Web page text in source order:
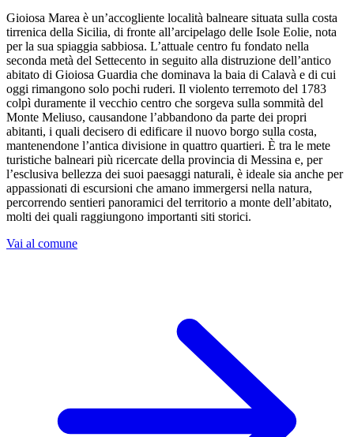
Gioiosa Marea è un’accogliente località balneare situata sulla costa
tirrenica della Sicilia, di fronte all’arcipelago delle Isole Eolie, nota
per la sua spiaggia sabbiosa. L’attuale centro fu fondato nella
seconda metà del Settecento in seguito alla distruzione dell’antico
abitato di Gioiosa Guardia che dominava la baia di Calavà e di cui
oggi rimangono solo pochi ruderi. Il violento terremoto del 1783
colpì duramente il vecchio centro che sorgeva sulla sommità del
Monte Meliuso, causandone l’abbandono da parte dei propri
abitanti, i quali decisero di edificare il nuovo borgo sulla costa,
mantenendone l’antica divisione in quattro quartieri. È tra le mete
turistiche balneari più ricercate della provincia di Messina e, per
l’esclusiva bellezza dei suoi paesaggi naturali, è ideale sia anche per
appassionati di escursioni che amano immergersi nella natura,
percorrendo sentieri panoramici del territorio a monte dell’abitato,
molti dei quali raggiungono importanti siti storici.
Vai al comune